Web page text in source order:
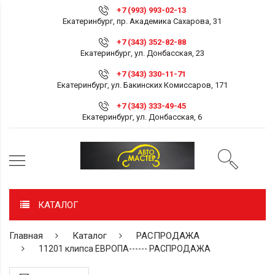
+7 (993) 993-02-13
Екатеринбург, пр. Академика Сахарова, 31
+7 (343) 352-82-88
Екатеринбург, ул. Донбасская, 23
+7 (343) 330-11-71
Екатеринбург, ул. Бакинских Комиссаров, 171
+7 (343) 333-49-45
Екатеринбург, ул. Донбасская, 6
КАТАЛОГ
Главная Каталог РАСПРОДАЖА
11201 клипса ЕВРОПА------ РАСПРОДАЖА